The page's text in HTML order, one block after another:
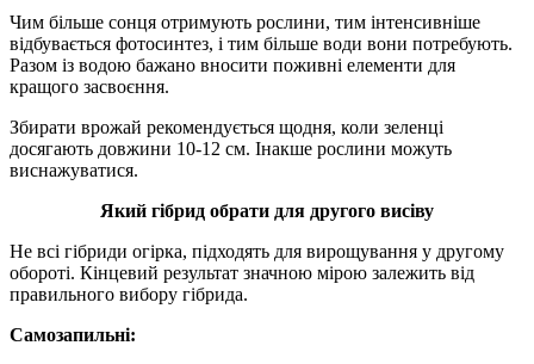
Чим більше сонця отримують рослини, тим інтенсивніше
відбувається фотосинтез, і тим більше води вони потребують.
Разом із водою бажано вносити поживні елементи для
кращого засвоєння.
Збирати врожай рекомендується щодня, коли зеленці
досягають довжини 10-12 см. Інакше рослини можуть
виснажуватися.
Який гібрид обрати для другого висіву
Не всі гібриди огірка, підходять для вирощування у другому
обороті. Кінцевий результат значною мірою залежить від
правильного вибору гібрида.
Самозапильні: